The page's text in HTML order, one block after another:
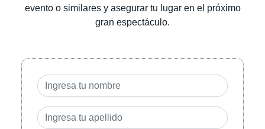
evento o similares y asegurar tu lugar en el próximo
gran espectáculo.